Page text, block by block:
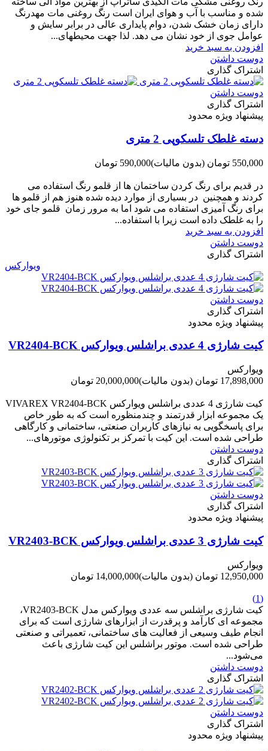
شده و مناسب با آب و هوای ایران است رنگ روغنی مات مهدرنگ
دارای زﻣﺎن ﺧﺸﮏ ﺷﺪن، دوام ﭘﺎﯾﺪاری عالی در ﺑﺮاﺑﺮ ﺳﺎﯾﺶ و
ﻋﻮاﻣﻞ ﺟﻮی از ﺧﻮد ﻧﺸﺎن ﻣﯽ دﻫﺪ. ﻟﺬا ﺟﻬﺖ ﻣﺤﯿﻄ‌‌ﻬﺎی...
افزودن به سبد خرید
دوست داشتن
اشتراک گذاری
دوست داشتن
اشتراک گذاری
پیشنهاد ویژه محدود
دسته غلطک تلسکوپی 2 متری
550,000 تومان (بدون مالیات)590,000 تومان
در قدیم برای رنگ کردن ساختمان ها از قلمو رنگ استفاده می
کردند و همچنین در بسیاری از موارد دیده شده هنوز هم از قلمو ها
برای رنگ آمیزی استفاده می شود اما به مرور زمان قلمو جای خود
را به غلطک داده است زیرا با استفاده...
افزودن به سبد خرید
دوست داشتن
اشتراک گذاری
ویوارکس
دوست داشتن
اشتراک گذاری
پیشنهاد ویژه محدود
کیت شارژی 4 عددی براشلس ویوارکس VR2404-BCK
ویوارکس
17,898,000 تومان
(بدون مالیات)20,000,000 تومان
کیت شارژی 4 عددی براشلس ویوارکس VIVAREX VR2404-BCK
یک مجموعه ابزار قدرتمند و چندمنظوره است که به طور خاص
برای پاسخگویی به نیازهای کاربران صنعتی، ساختمانی و کارگاهی
طراحی شده است. این کیت با تمرکز بر تکنولوژی موتورهای...
دوست داشتن
اشتراک گذاری
دوست داشتن
اشتراک گذاری
پیشنهاد ویژه محدود
کیت شارژی 3 عددی براشلس ویوارکس VR2403-BCK
ویوارکس
12,950,000 تومان
(بدون مالیات)14,000,000 تومان
(1)
کیت شارژی براشلس سه عددی ویوارکس مدل VR2403-BCK،
مجموعه ای کارآمد و پرقدرت از ابزارهای شارژی است که برای
انجام طیف وسیعی از فعالیت های ساختمانی، تعمیراتی و صنعتی
طراحی شده است. موتور براشلس این کیت شارژی باعث
می‌شود...
دوست داشتن
اشتراک گذاری
دوست داشتن
اشتراک گذاری
پیشنهاد ویژه محدود